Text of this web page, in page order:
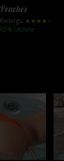
Peaches
Reitings: ★★★★☆
65% latviete